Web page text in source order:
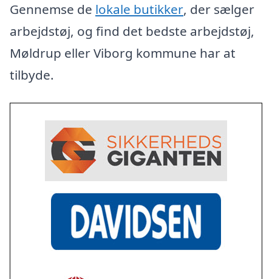
Gennemse de lokale butikker, der sælger
arbejdstøj, og find det bedste arbejdstøj,
Møldrup eller Viborg kommune har at
tilbyde.